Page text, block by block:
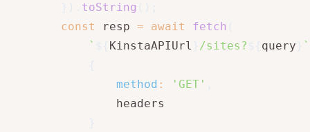
toString
const
resp = await fetch
`
KinstaAPIUrl /sites? query
`
method : 'GET'
                headers